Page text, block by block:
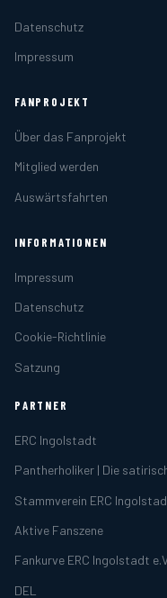
Datenschutz
Impressum
FANPROJEKT
Über das Fanprojekt
Mitglied werden
Auswärtsfahrten
INFORMATIONEN
Impressum
Datenschutz
Cookie-Richtlinie
Satzung
PARTNER
ERC Ingolstadt
Pantherholiker | Die
Stammverein ERC
Aktive Fanszene
Fankurve ERC Ingolstadt
DEL